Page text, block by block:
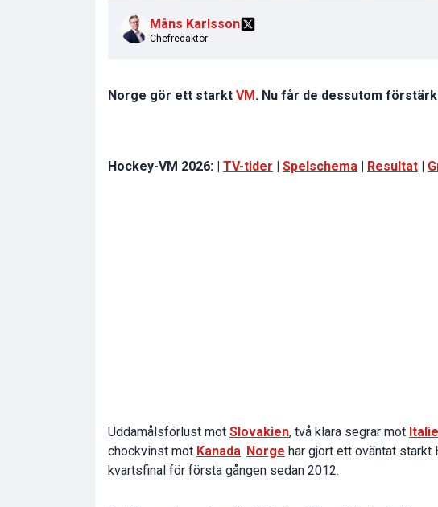
Måns Karlsson
Chefredaktör
Norge gör ett starkt VM . Nu får de dessutom
Hockey-VM 2026: | TV-tider Spelschema Resultat
Uddamålsförlust mot Slovakien, två klara segrar mot
chockvinst mot Kanada. Norge har gjort ett oväntat starkt
kvartsfinal för första gången sedan 2012.